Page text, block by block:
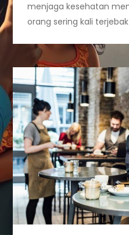
menjaga kesehatan
orang sering kali terjebak